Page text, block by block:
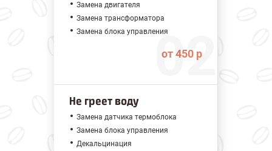
Замена двигателя
Замена трансформатора
Замена блока управления
от 450 р
Не греет воду
Замена датчика термоблока
Замена блока управления
Декальцинация